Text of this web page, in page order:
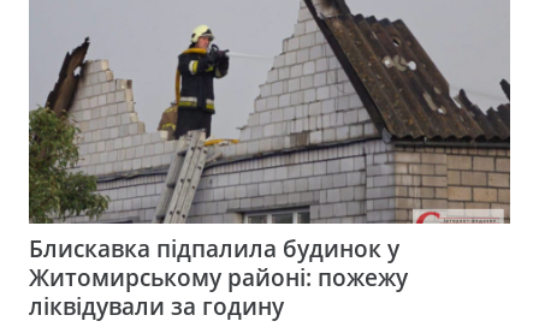
Блискавка підпалила будинок у
Житомирському районі: пожежу
ліквідували за годину